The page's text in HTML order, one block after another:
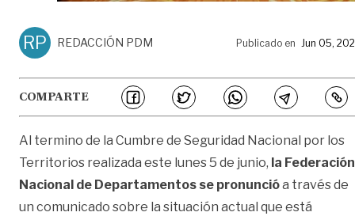
RP REDACCIÓN PDM Publicado en Jun 05,
COMPARTE
Al termino de la Cumbre de Seguridad Nacional por los
Territorios realizada este lunes 5 de junio, la Federación
Nacional de Departamentos se pronuncióa través de
un comunicado sobre la situación actual que está